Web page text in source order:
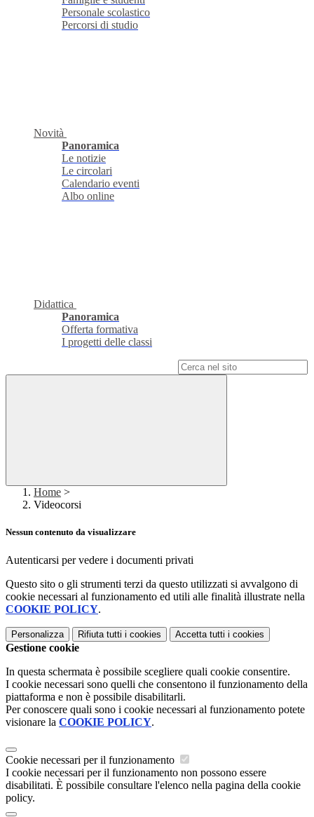
Personale scolastico
Percorsi di studio
Novità
Panoramica
Le notizie
Le circolari
Calendario eventi
Albo online
Didattica
Panoramica
Offerta formativa
I progetti delle classi
Home >
Videocorsi
Nessun contenuto da visualizzare
Autenticarsi per vedere i documenti privati
Questo sito o gli strumenti terzi da questo utilizzati si avvalgono di
cookie necessari al funzionamento ed utili alle finalità illustrate nella
COOKIE POLICY.
Personalizza Rifiuta tutti i cookies Accetta tutti i cookies
Gestione cookie
In questa schermata è possibile scegliere quali cookie consentire.
I cookie necessari sono quelli che consentono il funzionamento della
piattaforma e non è possibile disabilitarli.
Per conoscere quali sono i cookie necessari al funzionamento potete
visionare la COOKIE POLICY.
Cookie necessari per il funzionamento
I cookie necessari per il funzionamento non possono essere
disabilitati. È possibile consultare l'elenco nella pagina della cookie
policy.